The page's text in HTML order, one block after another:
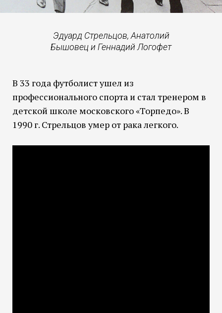
Эдуард Стрельцов, Анатолий
Бышовец и Геннадий Логофет
В 33 года футболист ушел из
профессионального спорта и стал тренером в
детской школе московского «Торпедо». В
1990 г. Стрельцов умер от рака легкого.